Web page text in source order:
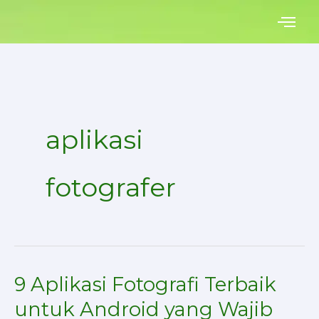
content
aplikasi
fotografer
9 Aplikasi Fotografi Terbaik
untuk Android yang Wajib
9
Aplikasi